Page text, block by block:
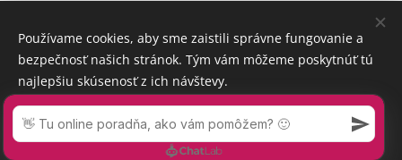
Používame cookies, aby sme zaistili správne fungovanie a
bezpečnosť našich stránok. Tým vám môžeme poskytnúť tú
najlepšiu skúsenosť z ich návštevy.
Prijať nevyhnutné Prijať všetko